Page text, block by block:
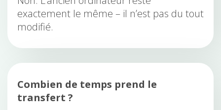
exactement le même – il n’est pas du tout
modifié.
Combien de temps prend le
transfert ?